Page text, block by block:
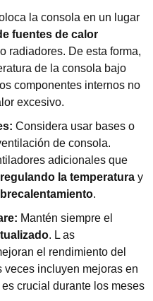
la consola en un lugar
fuentes de calor
radiadores. De esta forma,
de la consola bajo
componentes internos no
excesivo.
Considera usar bases o
de consola.
adicionales que
regulando la temperatura y
.
Mantén siempre el
. L as
el rendimiento del
veces incluyen mejoras en
crucial durante los meses